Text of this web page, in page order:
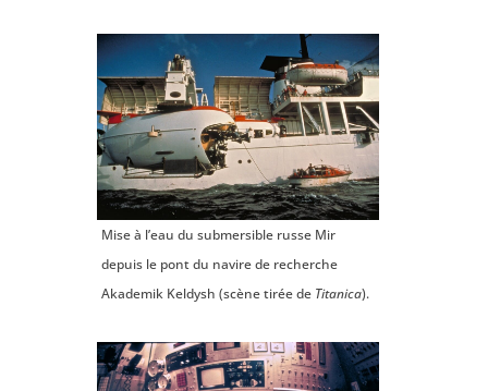
Mise à l’eau du submersible russe Mir
depuis le pont du navire de recherche
Akademik Keldysh (scène tirée de Titanica).